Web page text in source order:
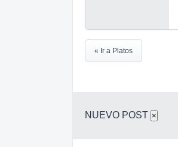
« Ir a Platos
NUEVO POST ×